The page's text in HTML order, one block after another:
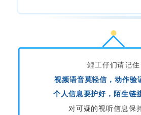
鲤工仔们请记住
视频语音莫轻信，动作验
个人信息要护好，陌生链
对可疑的视听信息保